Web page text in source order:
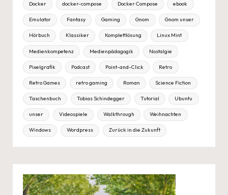
Docker docker-compose Docker Compose ebook
Emulator Fantasy Gaming Gnom Gnom unser
Hörbuch Klassiker Komplettlösung Linux Mint
Medienkompetenz Medienpädagogik Nostalgie
Pixelgrafik Podcast Point-and-Click Retro
Retro Games retro gaming Roman Science Fiction
Taschenbuch Tobias Schindegger Tutorial Ubuntu
unser Videospiele Walkthrough Weihnachten
Windows Wordpress Zurück in die Zukunft